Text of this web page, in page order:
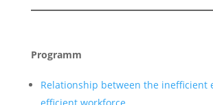
Programm
Relationship between the inefficient